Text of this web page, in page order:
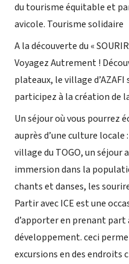
du tourisme équitable et
avicole. Tourisme solidaire
A la découverte du «
Voyagez Autrement !
plateaux, le village
participez à la création de
Un séjour où vous pourrez
auprès d’une culture locale
village du TOGO, un séjour
immersion dans la
chants et danses, les
Partir avec ICE est une
d’apporter en prenant part
développement. ceci
excursions en des endroits